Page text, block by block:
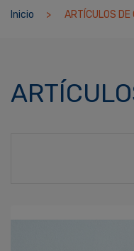
Inicio ARTÍCULOS DE